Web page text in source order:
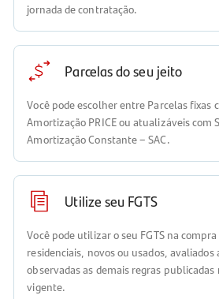
jornada de contratação.
Parcelas do seu jeito
Você pode escolher entre Parcelas fixas
Amortização PRICE ou atualizáveis com
Amortização Constante – SAC.
Utilize seu FGTS
Você pode utilizar o seu FGTS na
residenciais, novos ou usados,
observadas as demais regras publicadas
vigente.